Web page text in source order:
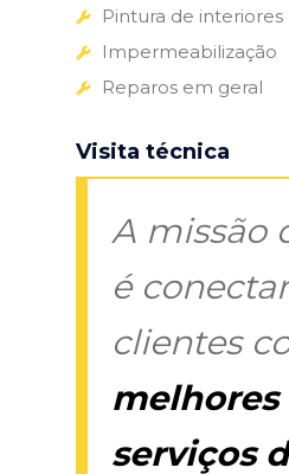
Pintura de
Impermeabilização
Reparos em geral
Visita técnica
A missão
é conectar
clientes
melhores
serviços